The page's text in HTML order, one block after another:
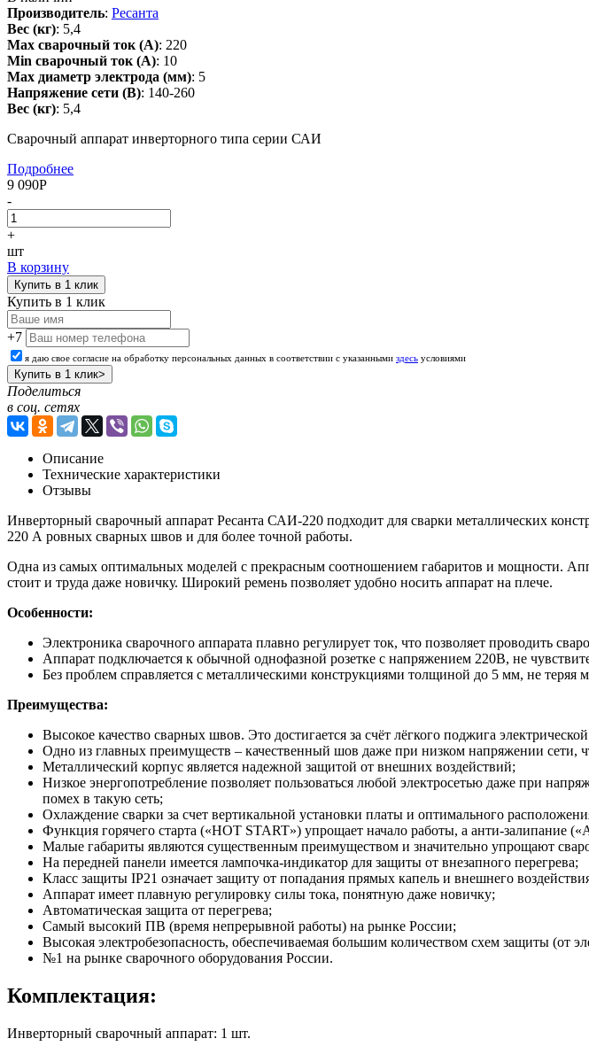
Производитель: Ресанта
Вес (кг): 5,4
Max сварочный ток (А): 220
Min сварочный ток (А): 10
Max диаметр электрода (мм): 5
Напряжение сети (В): 140-260
Вес (кг): 5,4
Сварочный аппарат инверторного типа серии САИ
Подробнее
9 090Р
-
+
шт
В корзину
Купить в 1 клик
Купить в 1 клик
+7
я даю свое согласие на обработку персональных данных в соответствии с указанными здесь условиями
Поделиться
в соц. сетях
Описание
Технические характеристики
Отзывы
Инверторный сварочный аппарат Ресанта САИ-220 подходит для сварки металлических
220 А ровных сварных швов и для более точной работы.
Одна из самых оптимальных моделей с прекрасным соотношением габаритов и мощности.
стоит и труда даже новичку. Широкий ремень позволяет удобно носить аппарат на плече.
Особенности:
Электроника сварочного аппарата плавно регулирует ток, что позволяет проводить
Аппарат подключается к обычной однофазной розетке с напряжением 220В, не
Без проблем справляется с металлическими конструкциями толщиной до 5 мм, не
Преимущества:
Высокое качество сварных швов. Это достигается за счёт лёгкого поджига
Одно из главных преимуществ – качественный шов даже при низком напряжении сети,
Металлический корпус является надежной защитой от внешних воздействий;
Низкое энергопотребление позволяет пользоваться любой электросетью даже при
помех в такую сеть;
Охлаждение сварки за счет вертикальной установки платы и оптимального
Функция горячего старта («HOT START») упрощает начало работы, а анти-залипание
Малые габариты являются существенным преимуществом и значительно упрощают
На передней панели имеется лампочка-индикатор для защиты от внезапного перегрева;
Класс защиты IP21 означает защиту от попадания прямых капель и внешнего
Аппарат имеет плавную регулировку силы тока, понятную даже новичку;
Автоматическая защита от перегрева;
Самый высокий ПВ (время непрерывной работы) на рынке России;
Высокая электробезопасность, обеспечиваемая большим количеством схем защиты (от
№1 на рынке сварочного оборудования России.
Комплектация:
Инверторный сварочный аппарат: 1 шт.